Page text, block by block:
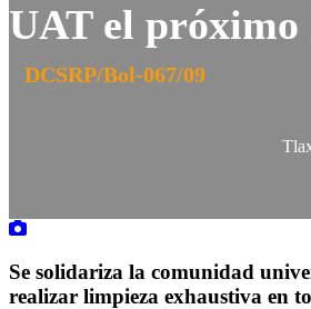
UAT el próximo
DCSRP/Bol-067/09
Se solidariza la comunidad
realizar limpieza exhaustiva en